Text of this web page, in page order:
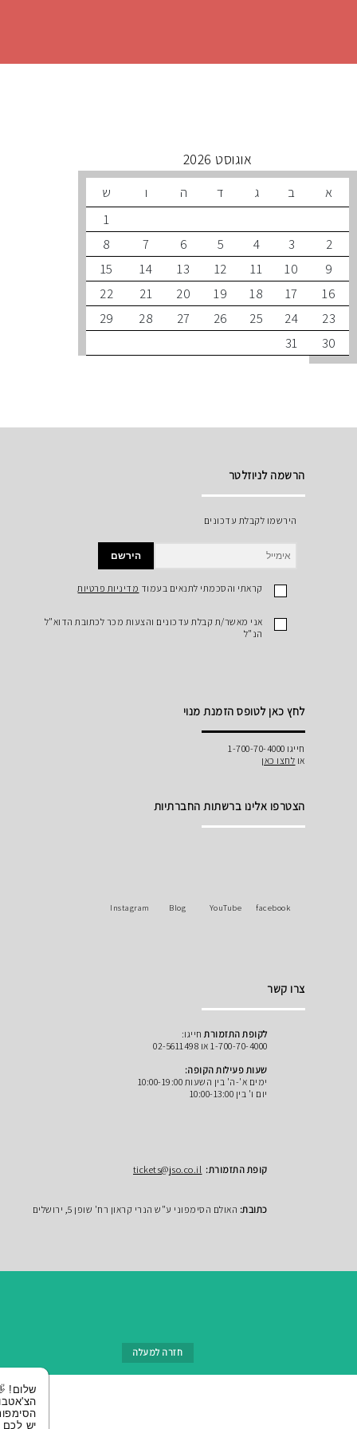
ב ד ה ו
ש
3
5
6
7
8
10
11
12
13
14
15
17
18
19
20
21
22
24
25
26
27
28
29
31
הרשמה לניוזלטר
הירשמו לקבלת עדכונים
קראתי והסכמתי לתנאים בעמודמדיניות פרטיות
אני מאשר/ת קבלת עדכונים והצעות מכר לכתובת הדוא"ל
הנ"ל
לחץ כאן לטופס הזמנת מנוי
לחצו כאן
הצטרפו אלינו ברשתות החברתיות
YouTube
Blog
Instagram
לקופת התזמורתחייגו:
1-700-70-4000 או 02-5611498
שעות פעילות הקופה:
ימים א'-ה' בין השעות 10:00-19:00
קופת התזמורת: tickets@jso.co.il
האולם הסימפוני ע"ש הנרי קראון רח' שופן 5, ירושלים
חזרה למעלה
שלום! 👋 אני
הצ'אטבוט של
הסימפונית
יש לכם שאלות?